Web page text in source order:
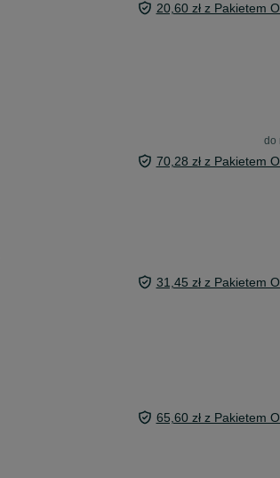
20,60 zł z Pakietem
do
70,28 zł z Pakietem
31,45 zł z Pakietem
65,60 zł z Pakietem